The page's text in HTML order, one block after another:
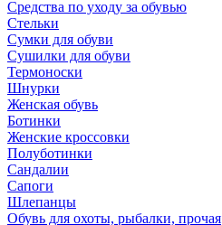
Средства по уходу за обувью
Стельки
Сумки для обуви
Сушилки для обуви
Термоноски
Шнурки
Женская обувь
Ботинки
Женские кроссовки
Полуботинки
Сандалии
Сапоги
Шлепанцы
Обувь для охоты, рыбалки, прочая